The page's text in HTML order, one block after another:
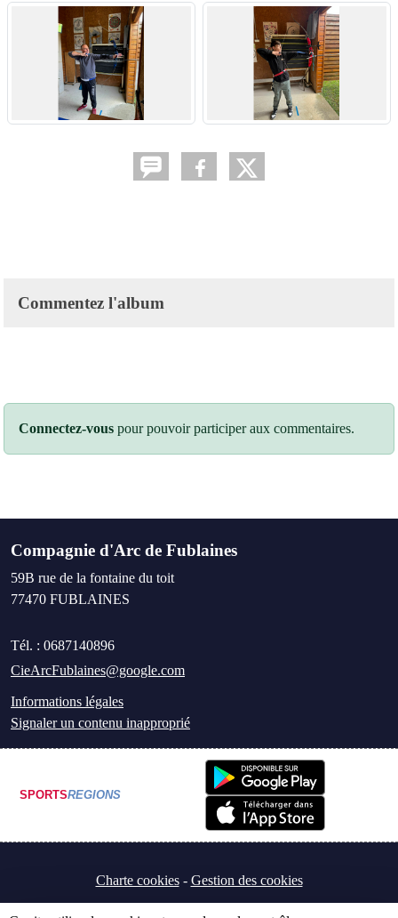
Commentez l'album
Connectez-vous pour pouvoir participer aux commentaires.
Compagnie d'Arc de Fublaines
59B rue de la fontaine du toit
77470 FUBLAINES
Tél. : 0687140896
CieArcFublaines@google.com
Informations légales
Signaler un contenu inapproprié
SPORTSREGIONS
Charte cookies Gestion des cookies